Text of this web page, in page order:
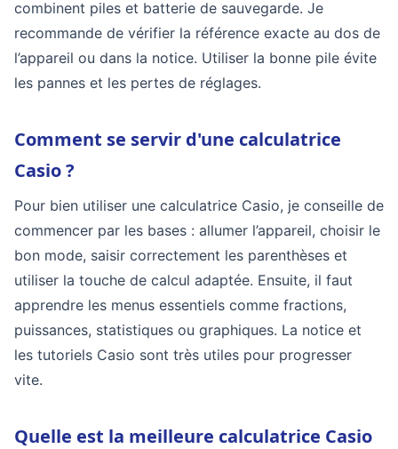
combinent piles et batterie de sauvegarde. Je
recommande de vérifier la référence exacte au dos de
l’appareil ou dans la notice. Utiliser la bonne pile évite
les pannes et les pertes de réglages.
Comment se servir d'une calculatrice
Casio ?
Pour bien utiliser une calculatrice Casio, je conseille de
commencer par les bases : allumer l’appareil, choisir le
bon mode, saisir correctement les parenthèses et
utiliser la touche de calcul adaptée. Ensuite, il faut
apprendre les menus essentiels comme fractions,
puissances, statistiques ou graphiques. La notice et
les tutoriels Casio sont très utiles pour progresser
vite.
Quelle est la meilleure calculatrice Casio